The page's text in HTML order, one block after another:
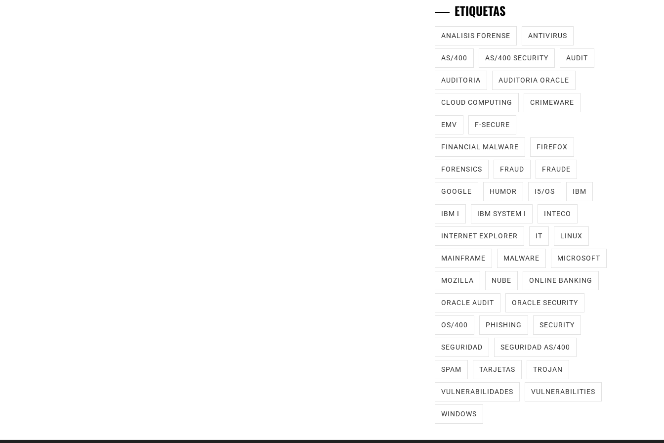
ETIQUETAS
ANALISIS FORENSE ANTIVIRUS
AS/400 AS/400 SECURITY AUDIT
AUDITORIA AUDITORIA ORACLE
CLOUD COMPUTING CRIMEWARE
EMV F-SECURE
FINANCIAL MALWARE FIREFOX
FORENSICS FRAUD FRAUDE
GOOGLE HUMOR I5/OS IBM
IBM I IBM SYSTEM I INTECO
INTERNET EXPLORER IT LINUX
MAINFRAME MALWARE MICROSOFT
MOZILLA NUBE ONLINE BANKING
ORACLE AUDIT ORACLE SECURITY
OS/400 PHISHING SECURITY
SEGURIDAD SEGURIDAD AS/400
SPAM TARJETAS TROJAN
VULNERABILIDADES VULNERABILITIES
WINDOWS